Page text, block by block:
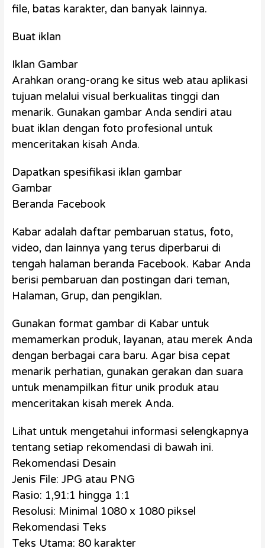
file, batas karakter, dan banyak lainnya.
Buat iklan
Iklan Gambar
Arahkan orang-orang ke situs web atau aplikasi
tujuan melalui visual berkualitas tinggi dan
menarik. Gunakan gambar Anda sendiri atau
buat iklan dengan foto profesional untuk
menceritakan kisah Anda.
Dapatkan spesifikasi iklan gambar
Gambar
Beranda Facebook
Kabar adalah daftar pembaruan status, foto,
video, dan lainnya yang terus diperbarui di
tengah halaman beranda Facebook. Kabar Anda
berisi pembaruan dan postingan dari teman,
Halaman, Grup, dan pengiklan.
Gunakan format gambar di Kabar untuk
memamerkan produk, layanan, atau merek Anda
dengan berbagai cara baru. Agar bisa cepat
menarik perhatian, gunakan gerakan dan suara
untuk menampilkan fitur unik produk atau
menceritakan kisah merek Anda.
Lihat untuk mengetahui informasi selengkapnya
tentang setiap rekomendasi di bawah ini.
Rekomendasi Desain
Jenis File: JPG atau PNG
Rasio: 1,91:1 hingga 1:1
Resolusi: Minimal 1080 x 1080 piksel
Rekomendasi Teks
Teks Utama: 80 karakter